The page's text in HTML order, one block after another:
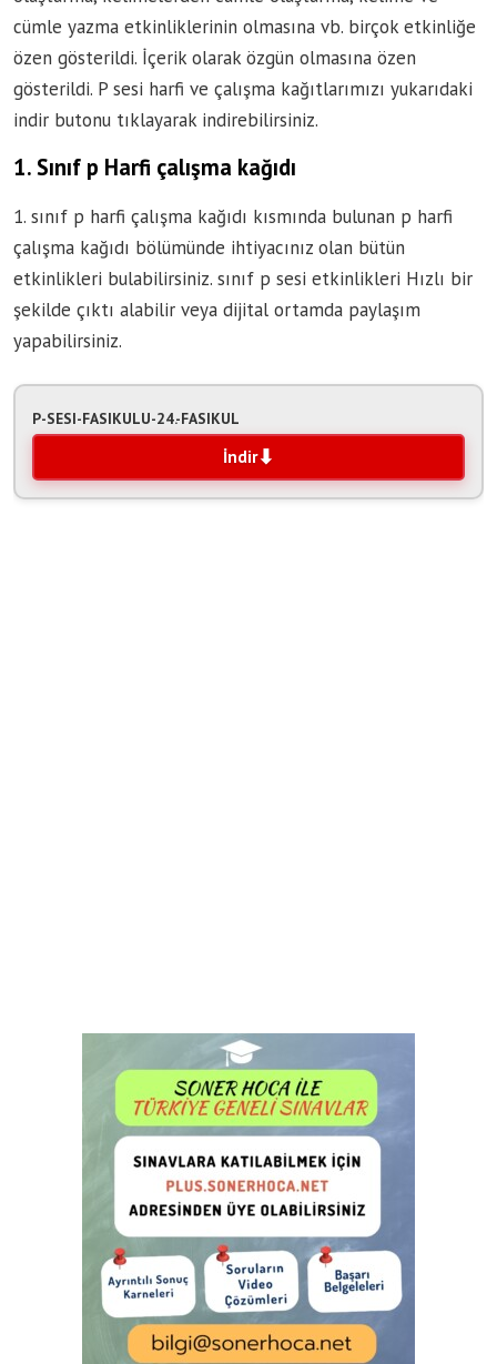
cümle yazma etkinliklerinin olmasına vb. birçok etkinliğe
özen gösterildi. İçerik olarak özgün olmasına özen
gösterildi. P sesi harfi ve çalışma kağıtlarımızı yukarıdaki
indir butonu tıklayarak indirebilirsiniz.
1. Sınıf p Harfi çalışma kağıdı
1. sınıf p harfi çalışma kağıdı kısmında bulunan p harfi
çalışma kağıdı bölümünde ihtiyacınız olan bütün
etkinlikleri bulabilirsiniz. sınıf p sesi etkinlikleri Hızlı bir
şekilde çıktı alabilir veya dijital ortamda paylaşım
yapabilirsiniz.
P-SESI-FASIKULU-24.-FASIKUL
İndir